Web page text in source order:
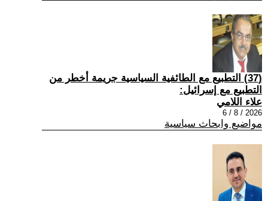
(37) التطبيع مع الطائفية السياسية جريمة أخطر من
التطبيع مع إسرائيل:
علاء اللامي
2026 / 8 / 6
مواضيع وابحاث سياسية